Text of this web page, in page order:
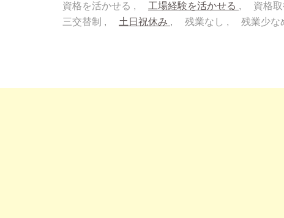
資格を活かせる
工場経験を活かせる 資格
三交替制
土日祝休み 残業なし 残業少な